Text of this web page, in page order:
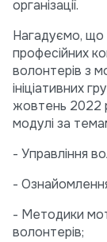
організації.
Нагадуємо, що
професійних
волонтерів з
ініціативних
жовтень 2022
модулі за
- Управління
-
- Методики
волонтерів;